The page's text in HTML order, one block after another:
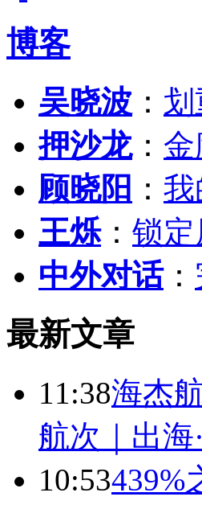
博客
吴晓波 ： 划
押沙龙：
顾晓阳 ： 我
王烁： 锁
中外对话：
最新文章
11:38海杰
航次｜出海
10:53439%